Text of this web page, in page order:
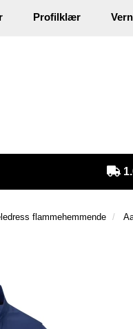
Profilklær
flammehemmende